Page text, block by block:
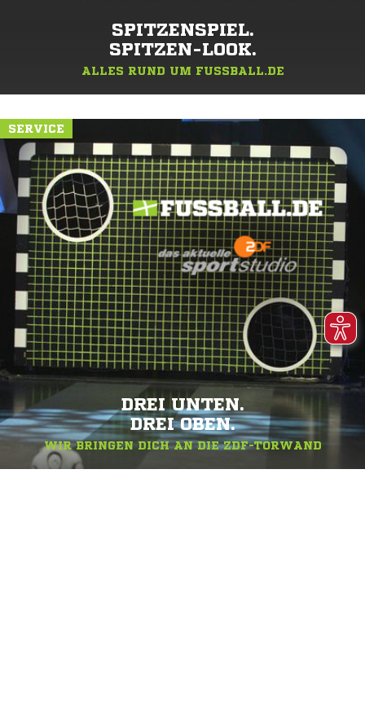
SPITZENSPIEL.
SPITZEN-LOOK.
ALLES RUND UM FUSSBALL.DE
SERVICE
DREI UNTEN.
DREI OBEN.
WIR BRINGEN DICH AN DIE ZDF-TORWAND